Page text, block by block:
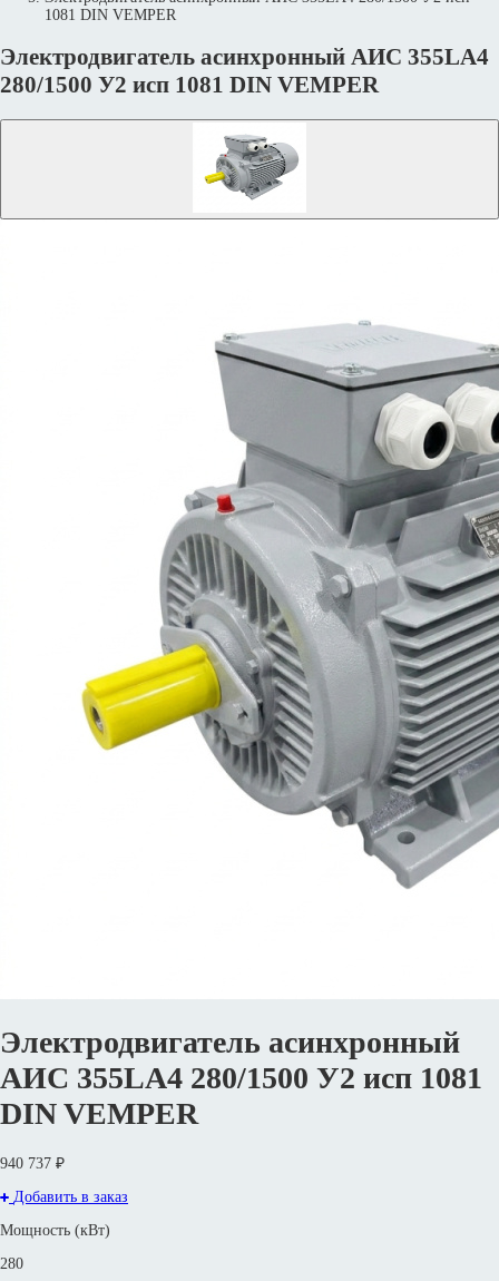
1081 DIN VEMPER
Электродвигатель асинхронный АИС 355LА4
280/1500 У2 исп 1081 DIN VEMPER
Электродвигатель асинхронный
АИС 355LА4 280/1500 У2 исп 1081
DIN VEMPER
940 737 ₽
Добавить в заказ
Мощность (кВт)
280